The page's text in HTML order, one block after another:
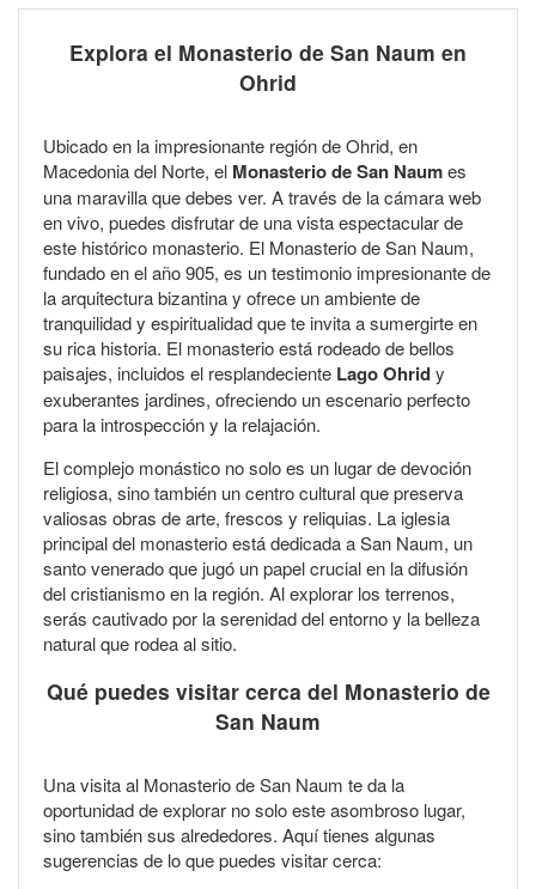
Explora el Monasterio de San Naum en
Ohrid
Ubicado en la impresionante región de Ohrid, en
Macedonia del Norte, el Monasterio de San Naumes
una maravilla que debes ver. A través de la cámara web
en vivo, puedes disfrutar de una vista espectacular de
este histórico monasterio. El Monasterio de San Naum,
fundado en el año 905, es un testimonio impresionante de
la arquitectura bizantina y ofrece un ambiente de
tranquilidad y espiritualidad que te invita a sumergirte en
su rica historia. El monasterio está rodeado de bellos
paisajes, incluidos el resplandeciente Lago Ohridy
exuberantes jardines, ofreciendo un escenario perfecto
para la introspección y la relajación.
El complejo monástico no solo es un lugar de devoción
religiosa, sino también un centro cultural que preserva
valiosas obras de arte, frescos y reliquias. La iglesia
principal del monasterio está dedicada a San Naum, un
santo venerado que jugó un papel crucial en la difusión
del cristianismo en la región. Al explorar los terrenos,
serás cautivado por la serenidad del entorno y la belleza
natural que rodea al sitio.
Qué puedes visitar cerca del Monasterio de
San Naum
Una visita al Monasterio de San Naum te da la
oportunidad de explorar no solo este asombroso lugar,
sino también sus alrededores. Aquí tienes algunas
sugerencias de lo que puedes visitar cerca: